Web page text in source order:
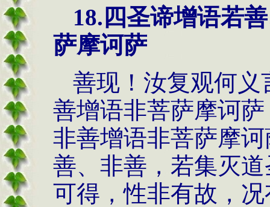
18. 四圣谛增语若
萨摩诃萨
善现！汝复观何义
善增语非菩萨摩诃
非善增语非菩萨摩
善、非善，若集灭
可得，性非有故，